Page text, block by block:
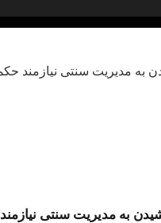
به مدیریت سنتی